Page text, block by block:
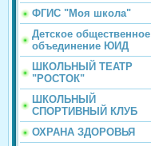
ФГИС "Моя школа"
Детское общественное
объединение ЮИД
ШКОЛЬНЫЙ ТЕАТР
"РОСТОК"
ШКОЛЬНЫЙ
СПОРТИВНЫЙ КЛУБ
ОХРАНА ЗДОРОВЬЯ